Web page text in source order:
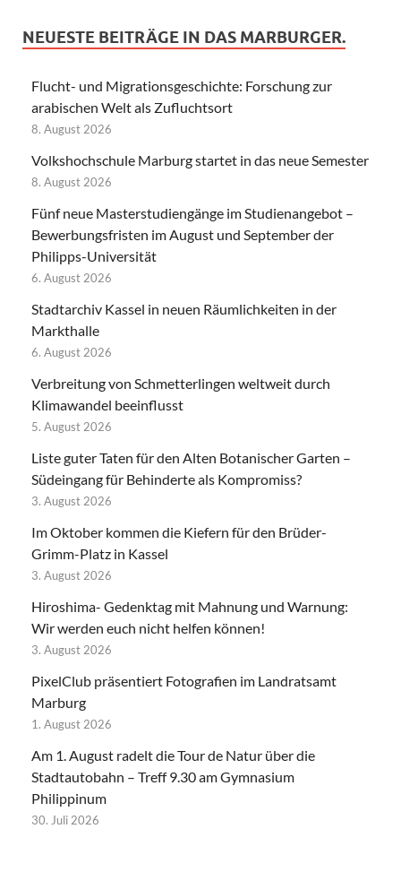
NEUESTE BEITRÄGE IN DAS MARBURGER.
Flucht- und Migrationsgeschichte: Forschung zur
arabischen Welt als Zufluchtsort
8. August 2026
Volkshochschule Marburg startet in das neue Semester
8. August 2026
Fünf neue Masterstudiengänge im Studienangebot –
Bewerbungsfristen im August und September der
Philipps-Universität
6. August 2026
Stadtarchiv Kassel in neuen Räumlichkeiten in der
Markthalle
6. August 2026
Verbreitung von Schmetterlingen weltweit durch
Klimawandel beeinflusst
5. August 2026
Liste guter Taten für den Alten Botanischer Garten –
Südeingang für Behinderte als Kompromiss?
3. August 2026
Im Oktober kommen die Kiefern für den Brüder-
Grimm-Platz in Kassel
3. August 2026
Hiroshima- Gedenktag mit Mahnung und Warnung:
Wir werden euch nicht helfen können!
3. August 2026
PixelClub präsentiert Fotografien im Landratsamt
Marburg
1. August 2026
Am 1. August radelt die Tour de Natur über die
Stadtautobahn – Treff 9.30 am Gymnasium
Philippinum
30. Juli 2026